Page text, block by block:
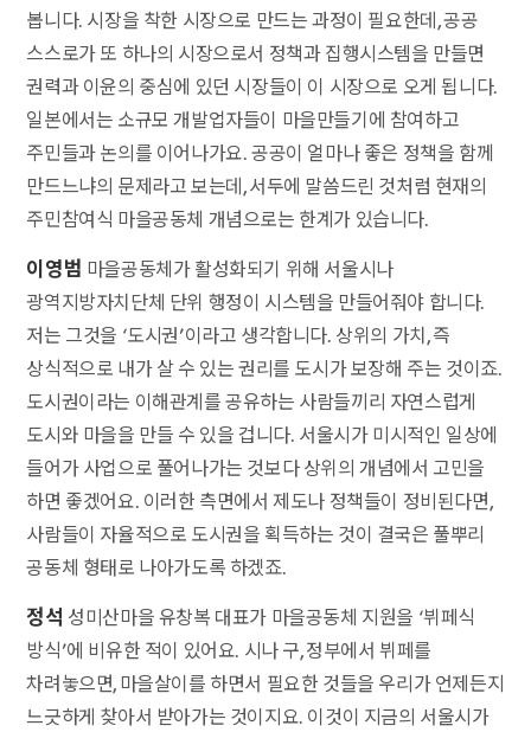
봅니다. 시장을 착한 시장으로 만드는 과정이 필요한데, 공공
스스로가 또 하나의 시장으로서 정책과 집행시스템을 만들면
권력과 이윤의 중심에 있던 시장들이 이 시장으로 오게 됩니다.
일본에서는 소규모 개발업자들이 마을만들기에 참여하고
주민들과 논의를 이어나가요. 공공이 얼마나 좋은 정책을 함께
만드느냐의 문제라고 보는데, 서두에 말씀드린 것처럼 현재의
주민참여식 마을공동체 개념으로는 한계가 있습니다.
이영범 마을공동체가 활성화되기 위해 서울시나
광역지방자치단체 단위 행정이 시스템을 만들어줘야 합니다.
저는 그것을 ‘도시권’이라고 생각합니다. 상위의 가치, 즉
상식적으로 내가 살 수 있는 권리를 도시가 보장해 주는 것이죠.
도시권이라는 이해관계를 공유하는 사람들끼리 자연스럽게
도시와 마을을 만들 수 있을 겁니다. 서울시가 미시적인 일상에
들어가 사업으로 풀어나가는 것보다 상위의 개념에서 고민을
하면 좋겠어요. 이러한 측면에서 제도나 정책들이 정비된다면,
사람들이 자율적으로 도시권을 획득하는 것이 결국은 풀뿌리
공동체 형태로 나아가도록 하겠죠.
정석 성미산마을 유창복 대표가 마을공동체 지원을 ‘뷔페식
방식’에 비유한 적이 있어요. 시나 구, 정부에서 뷔페를
차려놓으면, 마을살이를 하면서 필요한 것들을 우리가 언제든지
느긋하게 찾아서 받아가는 것이지요. 이것이 지금의 서울시가